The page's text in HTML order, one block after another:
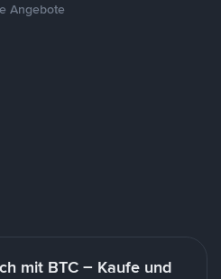
Angebote
mit BTC – Kaufe und